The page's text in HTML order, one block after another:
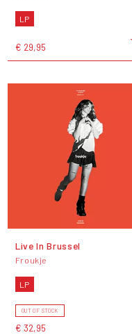
LP
€ 29,95
Live In Brussel
Froukje
LP
OUT OF STOCK
€ 32,95